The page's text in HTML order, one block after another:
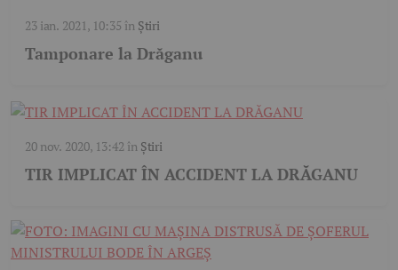
23 ian. 2021, 10:35 în Știri
Tamponare la Drăganu
20 nov. 2020, 13:42 în Știri
TIR IMPLICAT ÎN ACCIDENT LA DRĂGANU